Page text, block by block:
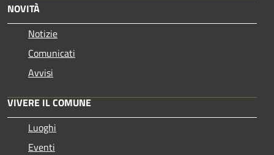
NOVITÀ
Notizie
Comunicati
Avvisi
VIVERE IL COMUNE
Luoghi
Eventi